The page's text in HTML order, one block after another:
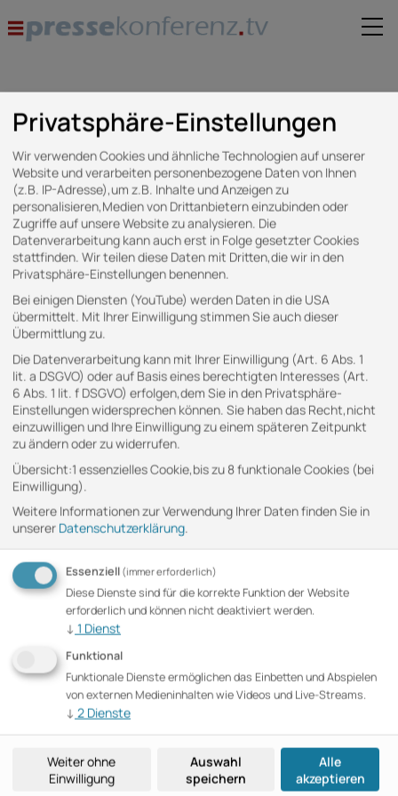
Events mit Tag:Symposium
15.10.2025 – 11:00 Uhr Symposium
IG Med e.V.
Digital – Gipfel
LINKEDIN
Cookie-Einstellungen
Privatsphäre-Einstellungen
Wir verwenden Cookies und ähnliche Technologien auf unserer
Website und verarbeiten personenbezogene Daten von Ihnen
(z.B. IP-Adresse),um z.B. Inhalte und Anzeigen zu
personalisieren,Medien von Drittanbietern einzubinden oder
Zugriffe auf unsere Website zu analysieren. Die
Datenverarbeitung kann auch erst in Folge gesetzter Cookies
stattfinden. Wir teilen diese Daten mit Dritten,die wir in den
Privatsphäre-Einstellungen benennen.
Bei einigen Diensten (YouTube) werden Daten in die USA
übermittelt. Mit Ihrer Einwilligung stimmen Sie auch dieser
Übermittlung zu.
Die Datenverarbeitung kann mit Ihrer Einwilligung (Art. 6 Abs. 1
lit. a DSGVO) oder auf Basis eines berechtigten Interesses (Art.
6 Abs. 1 lit. f DSGVO) erfolgen,dem Sie in den Privatsphäre-
Einstellungen widersprechen können. Sie haben das Recht,nicht
einzuwilligen und Ihre Einwilligung zu einem späteren Zeitpunkt
zu ändern oder zu widerrufen.
Übersicht:1 essenzielles Cookie,bis zu 8 funktionale Cookies (bei
Einwilligung).
Weitere Informationen zur Verwendung Ihrer Daten finden Sie in
unserer Datenschutzerklärung.
Essenziell (immer erforderlich)
Diese Dienste sind für die korrekte Funktion der Website
erforderlich und können nicht deaktiviert werden.
↓ 1 Dienst
Funktional
Funktionale Dienste ermöglichen das Einbetten und Abspielen
von externen Medieninhalten wie Videos und Live-Streams.
↓ 2 Dienste
Weiter ohne
Einwilligung
Auswahl
speichern
Alle
akzeptieren